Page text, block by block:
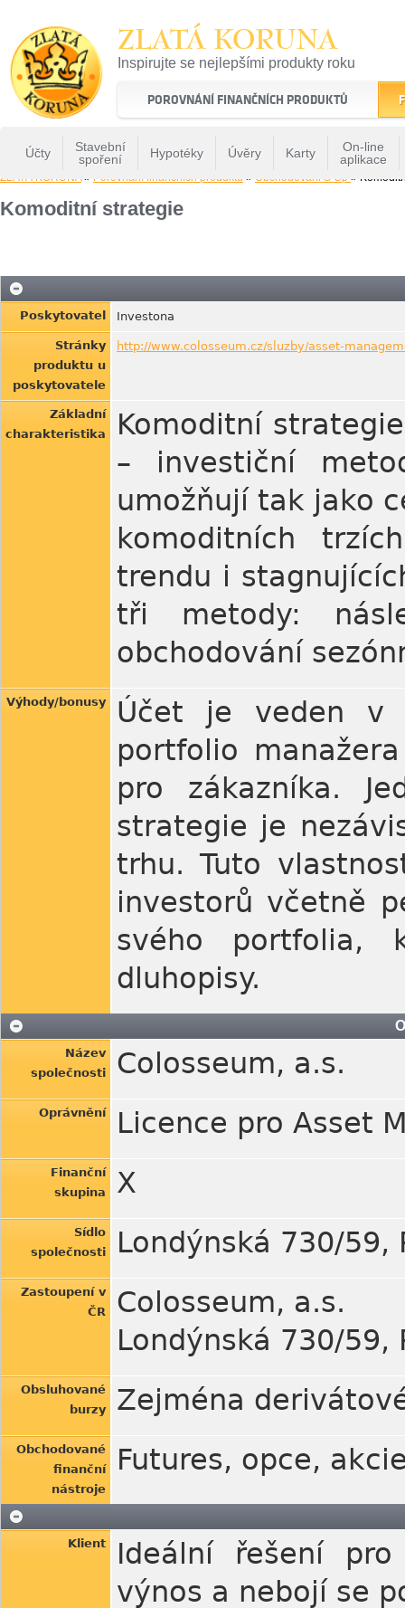
ZLATÁ KORUNA
Inspirujte se nejlepšími produkty roku
22 let tradice a kvality na finančním trhu
POROVNÁNÍ FINANČNÍCH PRODUKTŮ
Účty
Stavební
spoření
Hypotéky Úvěry Karty
On-line
aplikace
ZLATÁ KORUNA» Porovnání finančních produktů » Obchodovani S Cp »
Komoditní strategie
Poskytovatel Investona
Stránky
produktu u
poskytovatele
http://www.colosseum.cz/sluzby/asset-
Základní
charakteristika
Komoditní
– investiční
umožňují tak jako
komoditních
trendu i
tři metody:
obchodování
Výhody/bonusy
Účet je veden v
portfolio
pro zákazníka.
strategie je
trhu. Tuto
investorů včetně
svého portfolia,
dluhopisy.
Název
společnosti
Colosseum, a.s.
Oprávnění Licence pro Asset
Finanční
skupina
X
Sídlo
společnosti
Londýnská 730/59,
Zastoupení v
ČR
Colosseum, a.s.
Londýnská 730/59,
Obsluhované
burzy
Zejména
Obchodované
finanční
nástroje
Futures, opce,
Klient
Ideální řešení
výnos a nebojí se